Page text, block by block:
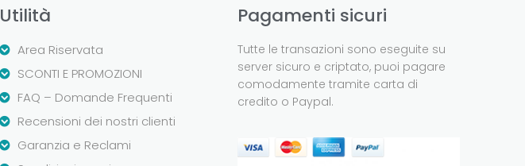
Utilità
Area Riservata
SCONTI E PROMOZIONI
FAQ – Domande Frequenti
Recensioni dei nostri clienti
Garanzia e Reclami
Pagamenti sicuri
Tutte le transazioni sono eseguite su
server sicuro e criptato, puoi pagare
comodamente tramite carta di
credito o Paypal.